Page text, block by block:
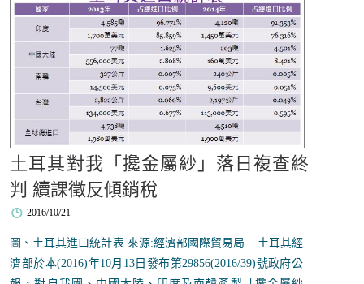
土耳其對我「攙金屬紗」落日複查終
判 續課徵反傾銷稅
2016/10/21
圖、土耳其進口統計表 來源:經濟部國際貿易局 土耳其經
濟部於本(2016)年10月13日發布第29856(2016/39)號政府公